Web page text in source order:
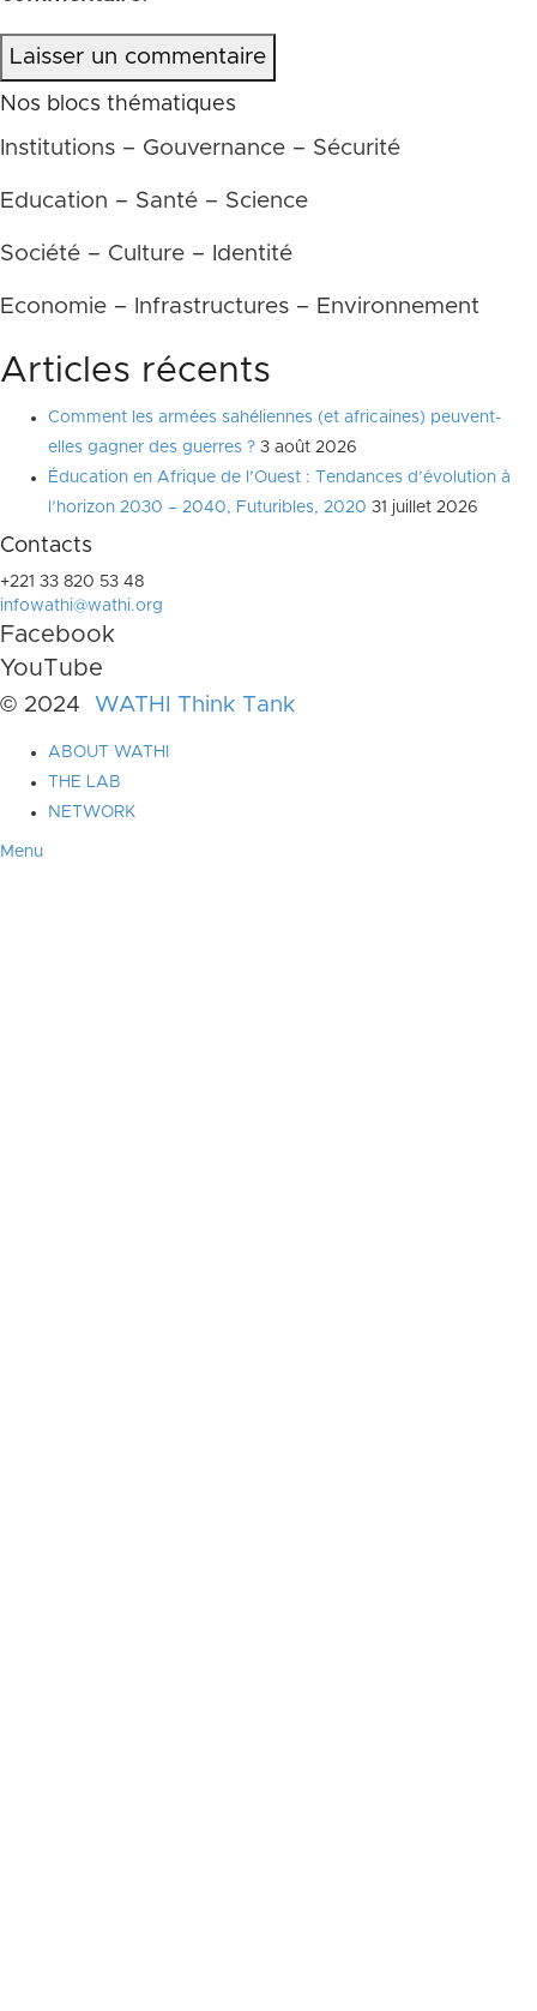
Laisser un commentaire
Nos blocs thématiques
Institutions – Gouvernance – Sécurité
Education – Santé – Science
Société – Culture – Identité
Economie – Infrastructures – Environnement
Articles récents
Comment les armées sahéliennes (et africaines) peuvent-
elles gagner des guerres ? 3 août 2026
Éducation en Afrique de l’Ouest : Tendances d’évolution à
l’horizon 2030 – 2040, Futuribles, 2020 31 juillet 2026
Contacts
+221 33 820 53 48
infowathi@wathi.org
Facebook
YouTube
© 2024 WATHI Think Tank
ABOUT WATHI
THE LAB
NETWORK
Menu